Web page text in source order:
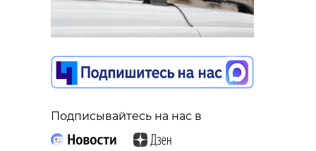
Подписывайтесь на нас в